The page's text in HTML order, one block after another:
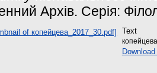
Архів. Серія:
Text